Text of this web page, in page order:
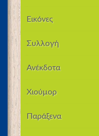
Εικόνες
Συλλογή
Ανέκδοτα
Χιούμορ
Παράξενα